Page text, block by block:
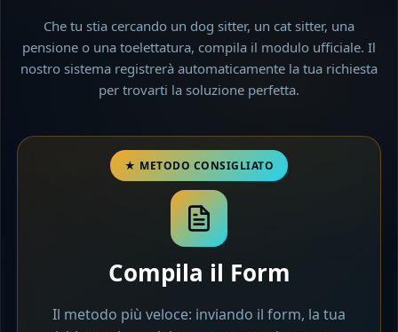
Che tu stia cercando un dog sitter, un cat sitter, una
pensione o una toelettatura, compila il modulo ufficiale. Il
nostro sistema registrerà automaticamente la tua richiesta
per trovarti la soluzione perfetta.
Compila il Form
Il metodo più veloce: inviando il form, la tua